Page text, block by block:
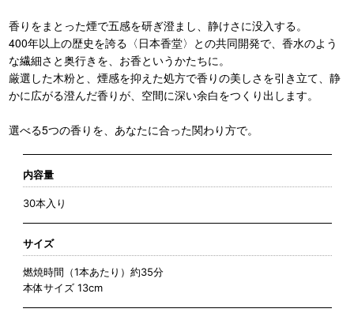
香りをまとった煙で五感を研ぎ澄まし、静けさに没入する。
400年以上の歴史を誇る〈日本香堂〉との共同開発で、香水のよう
な繊細さと奥行きを、お香というかたちに。
厳選した木粉と、煙感を抑えた処方で香りの美しさを引き立て、静
かに広がる澄んだ香りが、空間に深い余白をつくり出します。
選べる5つの香りを、あなたに合った関わり方で。
内容量
30本入り
サイズ
燃焼時間（1本あたり）約35分
本体サイズ 13cm